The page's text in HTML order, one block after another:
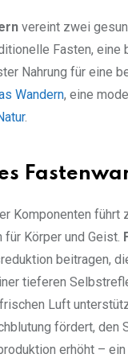
vereint zwei
Fasten, eine
Nahrung für eine
Wandern, eine
.
Komponenten führt
Körper und Geist.
beitragen,
tieferen
Luft
fördert, den
erhöht –